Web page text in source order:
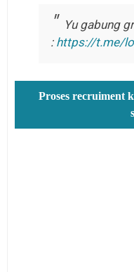
Yu gabung
: https://t.me/
Proses recruiment